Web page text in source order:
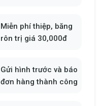
Miễn phí thiệp, băng
rôn trị giá 30,000đ
Gửi hình trước và báo
đơn hàng thành công